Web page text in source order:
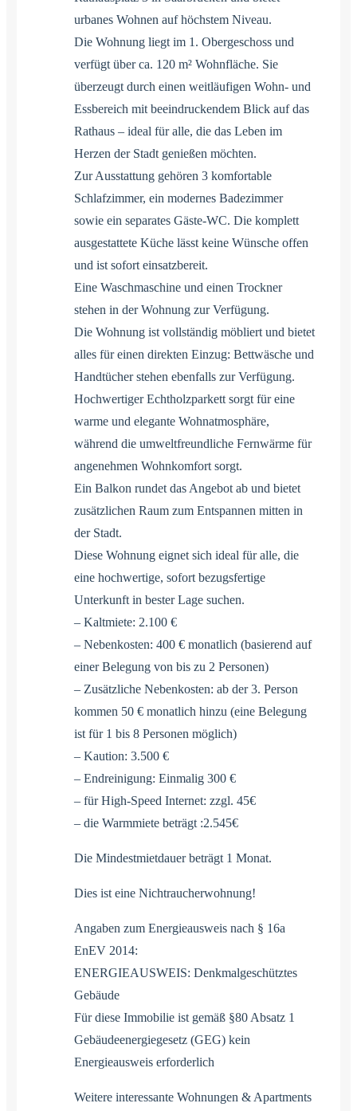
urbanes Wohnen auf höchstem Niveau.
Die Wohnung liegt im 1. Obergeschoss und
verfügt über ca. 120 m² Wohnfläche. Sie
überzeugt durch einen weitläufigen Wohn- und
Essbereich mit beeindruckendem Blick auf das
Rathaus – ideal für alle, die das Leben im
Herzen der Stadt genießen möchten.
Zur Ausstattung gehören 3 komfortable
Schlafzimmer, ein modernes Badezimmer
sowie ein separates Gäste-WC. Die komplett
ausgestattete Küche lässt keine Wünsche offen
und ist sofort einsatzbereit.
Eine Waschmaschine und einen Trockner
stehen in der Wohnung zur Verfügung.
Die Wohnung ist vollständig möbliert und bietet
alles für einen direkten Einzug: Bettwäsche und
Handtücher stehen ebenfalls zur Verfügung.
Hochwertiger Echtholzparkett sorgt für eine
warme und elegante Wohnatmosphäre,
während die umweltfreundliche Fernwärme für
angenehmen Wohnkomfort sorgt.
Ein Balkon rundet das Angebot ab und bietet
zusätzlichen Raum zum Entspannen mitten in
der Stadt.
Diese Wohnung eignet sich ideal für alle, die
eine hochwertige, sofort bezugsfertige
Unterkunft in bester Lage suchen.
– Kaltmiete: 2.100 €
– Nebenkosten: 400 € monatlich (basierend auf
einer Belegung von bis zu 2 Personen)
– Zusätzliche Nebenkosten: ab der 3. Person
kommen 50 € monatlich hinzu (eine Belegung
ist für 1 bis 8 Personen möglich)
– Kaution: 3.500 €
– Endreinigung: Einmalig 300 €
– für High-Speed Internet: zzgl. 45€
– die Warmmiete beträgt :2.545€
Die Mindestmietdauer beträgt 1 Monat.
Dies ist eine Nichtraucherwohnung!
Angaben zum Energieausweis nach § 16a
EnEV 2014:
ENERGIEAUSWEIS: Denkmalgeschütztes
Gebäude
Für diese Immobilie ist gemäß §80 Absatz 1
Gebäudeenergiegesetz (GEG) kein
Energieausweis erforderlich
Weitere interessante Wohnungen & Apartments